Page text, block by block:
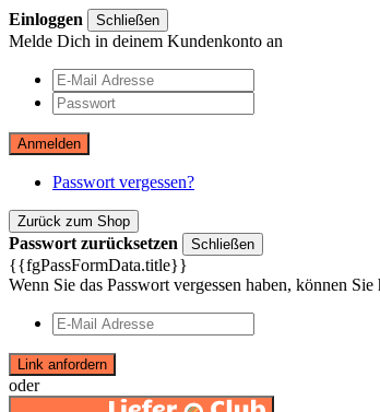
Einloggen Schließen
Melde Dich in deinem Kundenkonto an
Anmelden
Passwort vergessen?
Zurück zum Shop
Passwort zurücksetzen Schließen
{{fgPassFormData.title}}
Wenn Sie das Passwort vergessen haben, können
Link anfordern
oder